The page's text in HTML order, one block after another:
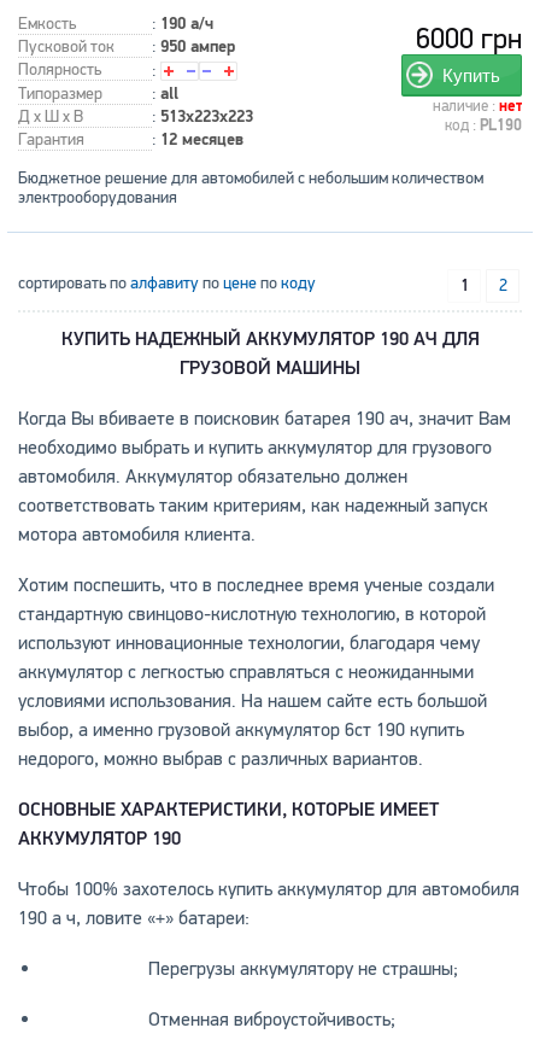
Емкость : 190 а/ч
Пусковой ток : 950 ампер
Полярность
:
Типоразмер
: all
Д x Ш x В : 513x223x223
Гарантия : 12 месяцев
6000 грн
Купить
наличие : нет
код : PL190
Бюджетное решение для автомобилей с небольшим количеством
электрооборудования
1 2
сортировать поалфавитупоценепокоду
КУПИТЬ НАДЕЖНЫЙ АККУМУЛЯТОР 190 АЧ ДЛЯ
ГРУЗОВОЙ МАШИНЫ
Когда Вы вбиваете в поисковик батарея 190 ач, значит Вам
необходимо выбрать и купить аккумулятор для грузового
автомобиля. Аккумулятор обязательно должен
соответствовать таким критериям, как надежный запуск
мотора автомобиля клиента.
Хотим поспешить, что в последнее время ученые создали
стандартную свинцово-кислотную технологию, в которой
используют инновационные технологии, благодаря чему
аккумулятор с легкостью справляться с неожиданными
условиями использования. На нашем сайте есть большой
выбор, а именно грузовой аккумулятор 6ст 190 купить
недорого, можно выбрав с различных вариантов.
ОСНОВНЫЕ ХАРАКТЕРИСТИКИ, КОТОРЫЕ ИМЕЕТ
АККУМУЛЯТОР 190
Чтобы 100% захотелось купить аккумулятор для автомобиля
190 а ч, ловите «+» батареи:
Перегрузы аккумулятору не страшны;
Отменная виброустойчивость;